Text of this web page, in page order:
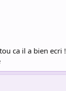
ca il a bien ecri